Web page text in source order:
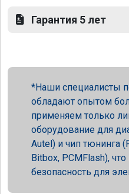
Гарантия 5 лет
Наши специалисты
обладают опытом
применяем только
оборудование для
Autel) и чип тюнинга
Bitbox, PCMFlash), что
безопасность для